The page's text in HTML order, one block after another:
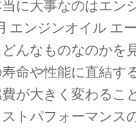
に大事なのはエン
エンジンオイル エ
んなものなのかを
命や性能に直結す
が大きく変わるこ
トパフォーマンス